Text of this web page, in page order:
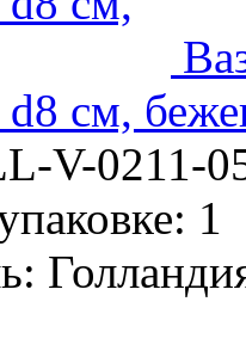
d8 см,
V-0211-
1